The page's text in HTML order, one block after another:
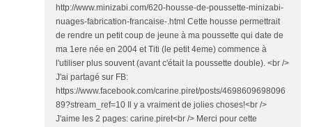
http://www.minizabi.com/620-housse-de-poussette-minizabi-
nuages-fabrication-francaise-.html Cette housse permettrait
de rendre un petit coup de jeune à ma poussette qui date de
ma 1ere née en 2004 et Titi (le petit 4eme) commence à
l'utiliser plus souvent (avant c'était la poussette double). <br />
J'ai partagé sur FB:
https://www.facebook.com/carine.piret/posts/4698609698096
89?stream_ref=10 Il y a vraiment de jolies choses!<br />
J'aime les 2 pages: carine.piret<br /> Merci pour cette